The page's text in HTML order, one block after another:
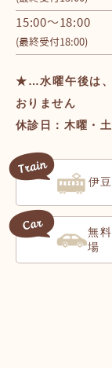
15:00～18:00
(最終受付18:00)
★…水曜午後は、
おりません
休診日：木曜・
伊
無
場